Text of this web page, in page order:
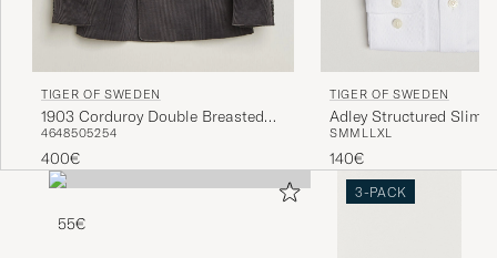
TIGER OF SWEDEN
1903 Corduroy Double Breasted
Blazer Phantom
4648505254
400€
TIGER OF SWEDEN
Adley Structured Slim
Away Shirt White
SMM LLXL
140€
55€
3-PACK